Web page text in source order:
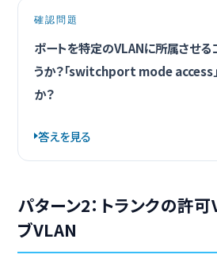
確認問題
ポートを特定のVLANに所属させる
うか？「switchport mode access
か？
答えを見る
パターン2：トランクの許
ブVLAN